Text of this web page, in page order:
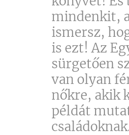
mindenkit,
ismersz,
is ezt! Az
sürgetően
van olyan
nőkre, akik
példát